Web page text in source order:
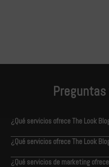
¿Qué servicios ofrece The Look
¿Qué servicios ofrece The Look
¿Qué servicios de marketing